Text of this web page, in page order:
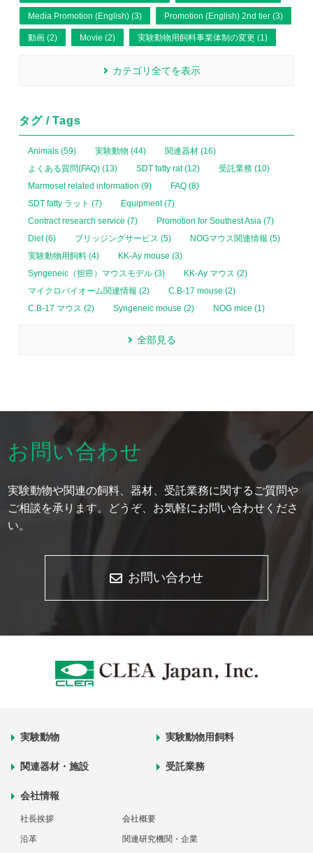
Media Promotion (English) (3) Promotion (English) 2nd tier (3)
動画 (2) Movie (2) 実験動物用飼料事業体制の変更 (1)
カテゴリ全てを表示
タグ / Tags
Animals (59) 実験動物 (44)
関連器材 (16)
よくある質問(FAQ) (13)
SDT fatty rat (12)
受託業務 (10)
Marmoset related information (9)
FAQ (8)
SDT fatty ラット (7)
Equipment (7)
Contract research service (7)
Promotion for Southest Asia (7)
Diet (6)
ブリッジングサービス (5)
NOGマウス関連情報 (5)
実験動物用飼料 (4)
KK-Ay mouse (3)
Syngeneic（担癌）マウスモデル (3)
KK-Ay マウス (2)
マイクロバイオーム関連情報 (2)
C.B-17 mouse (2)
C.B-17 マウス (2)
Syngeneic mouse (2) NOG mice (1)
全部見る
お問い合わせ
実験動物や関連の飼料、器材、受託業務に関するご質問や
ご相談を承ります。どうぞ、お気軽にお問い合わせくださ
い。
お問い合わせ
実験動物 実験動物用飼料
関連器材・施設 受託業務
会社情報
社長挨拶 会社概要
沿革 関連研究機関・企業